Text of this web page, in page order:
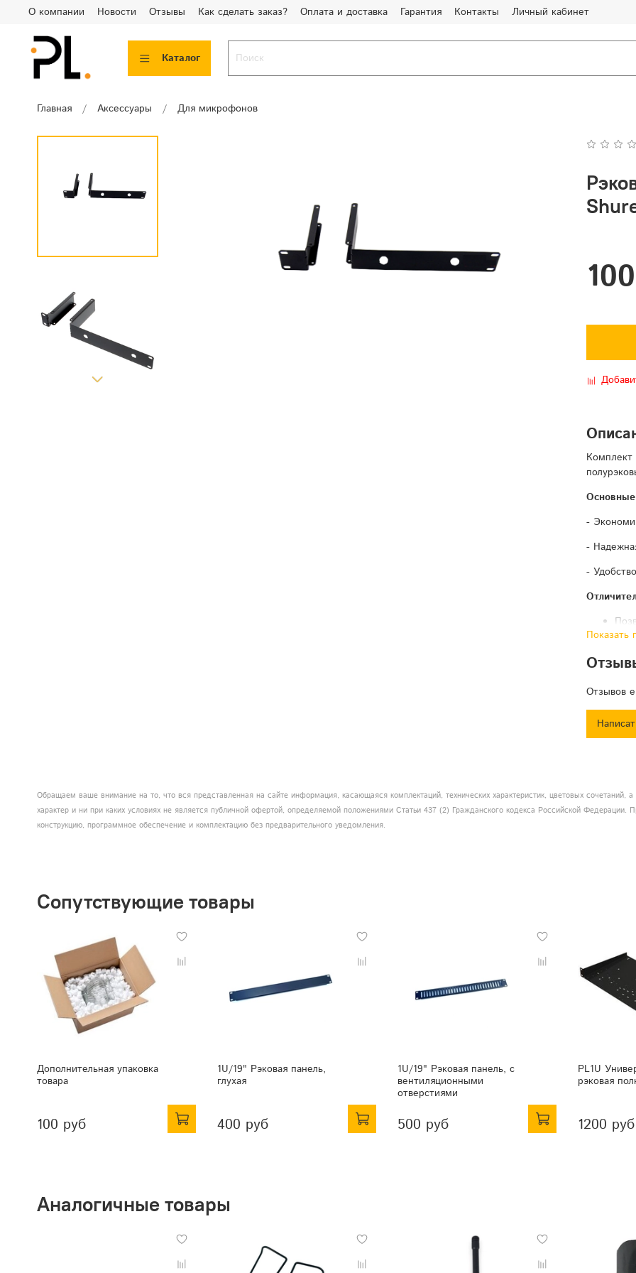
О компании Новости Отзывы Как сделать заказ? Оплата и доставка Гарантия Контакты Личный кабинет
Каталог
Главная Аксессуары Для микрофонов
Комплект
-
-
-
2
Винтов в
Показать
Отзывов
Обращаем ваше внимание на то, что вся представленная на сайте информация, касающаяся комплектаций, технических характеристик, цветовых сочетаний,
характер и ни при каких условиях не является публичной офертой, определяемой положениями Статьи 437 (2) Гражданского кодекса Российской Федерации.
конструкцию, программное обеспечение и комплектацию без предварительного уведомления.
Сопутствующие товары
Дополнительная упаковка
товара
100 руб
1U/19" Рэковая панель,
глухая
400 руб
1U/19" Рэковая панель, с
вентиляционными
отверстиями
500 руб
PL1U
рэковая
1200 руб
Аналогичные товары